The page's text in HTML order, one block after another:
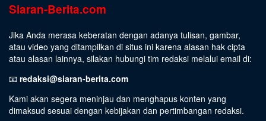
Siaran-Berita.com
Jika Anda merasa keberatan dengan adanya tulisan, gambar,
atau video yang ditampilkan di situs ini karena alasan hak cipta
atau alasan lainnya, silakan hubungi tim redaksi melalui email di:
📧 redaksi@siaran-berita.com
Kami akan segera meninjau dan menghapus konten yang
dimaksud sesuai dengan kebijakan dan pertimbangan redaksi.